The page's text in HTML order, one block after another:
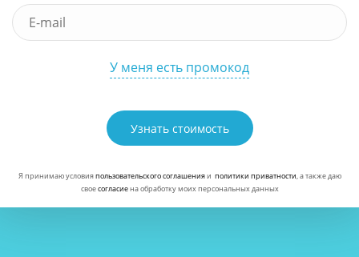
У меня есть промокод
Узнать стоимость
Я принимаю условияпользовательского соглашенияи политики приватности, а также даю
своесогласиена обработку моих персональных данных